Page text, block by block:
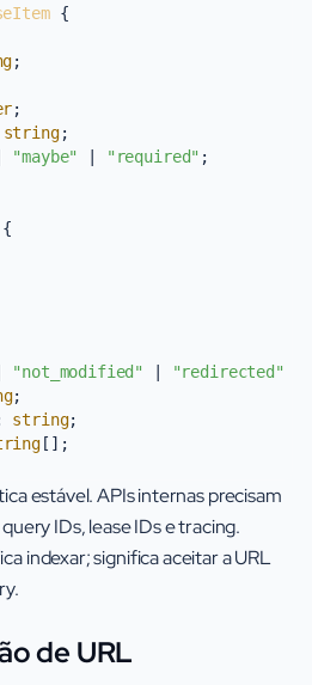
{
;
;
string;
"maybe" "required" ;
{
"not_modified" "redirected"
;
string;
[];
estável. APIs internas precisam
IDs, lease IDs e tracing.
indexar; significa aceitar a URL
de URL